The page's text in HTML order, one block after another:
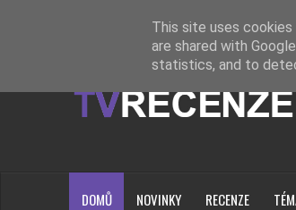
Loading...
DOMŮ NOVINKY RECENZE
This site uses
are shared with
statistics, and to